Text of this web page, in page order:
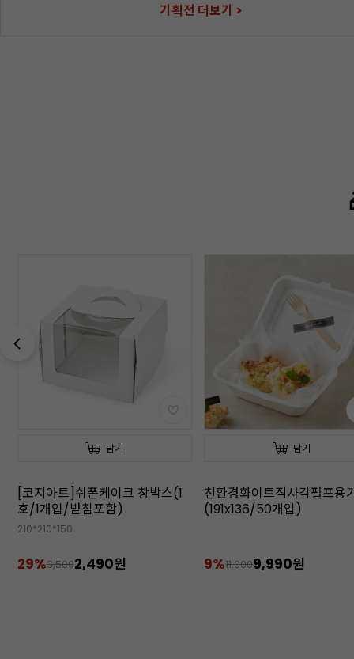
기획전 더보기 >
담기
친환경화이트직사각펄프용기
(191x136/50개입)
9%11,0009,990원
담기
M자 투명 쿠키봉투 (실
링/8.5*23/500매입/미니
16%25,00020,990원